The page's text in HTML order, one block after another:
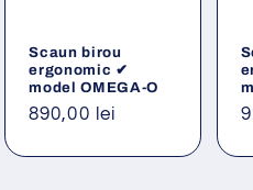
Scaun birou
ergonomic ✔
model OMEGA-O
Preț
890,00 lei